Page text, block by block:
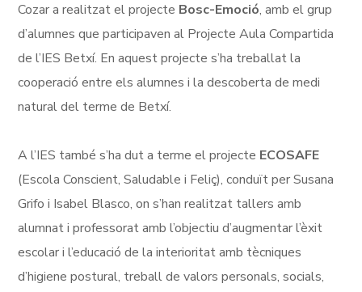
Cozar a realitzat el projecte Bosc-Emoció, amb el grup
d’alumnes que participaven al Projecte Aula Compartida
de l’IES Betxí. En aquest projecte s’ha treballat la
cooperació entre els alumnes i la descoberta de medi
natural del terme de Betxí.
A l’IES també s’ha dut a terme el projecte ECOSAFE
(Escola Conscient, Saludable i Feliç), conduït per Susana
Grifo i Isabel Blasco, on s’han realitzat tallers amb
alumnat i professorat amb l’objectiu d’augmentar l’èxit
escolar i l’educació de la interioritat amb tècniques
d’higiene postural, treball de valors personals, socials,